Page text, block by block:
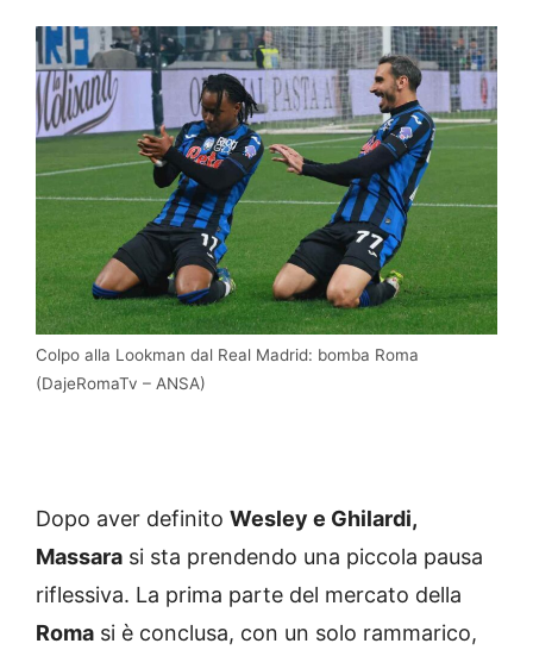
Colpo alla Lookman dal Real Madrid: bomba Roma
(DajeRomaTv – ANSA)
Dopo aver definito Wesley e Ghilardi,
Massara si sta prendendo una piccola pausa
riflessiva. La prima parte del mercato della
Roma si è conclusa, con un solo rammarico,